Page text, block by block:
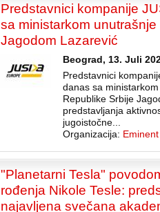
Predstavnici kompanije
sa ministarkom
Jagodom Lazarević
Beograd, 13. Juli
Predstavnici
danas sa
Republike Srbije
predstavljanja
jugoistočne...
Organizacija:
"Planetarni Tesla"
rođenja Nikole Tesle:
najavljena svečana